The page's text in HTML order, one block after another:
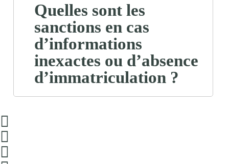
Quelles sont les
sanctions en cas
d’informations
inexactes ou d’absence
d’immatriculation ?